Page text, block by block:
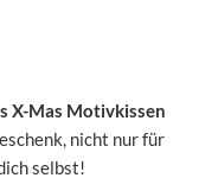
X-Mas Motivkissen
nicht nur für
selbst!